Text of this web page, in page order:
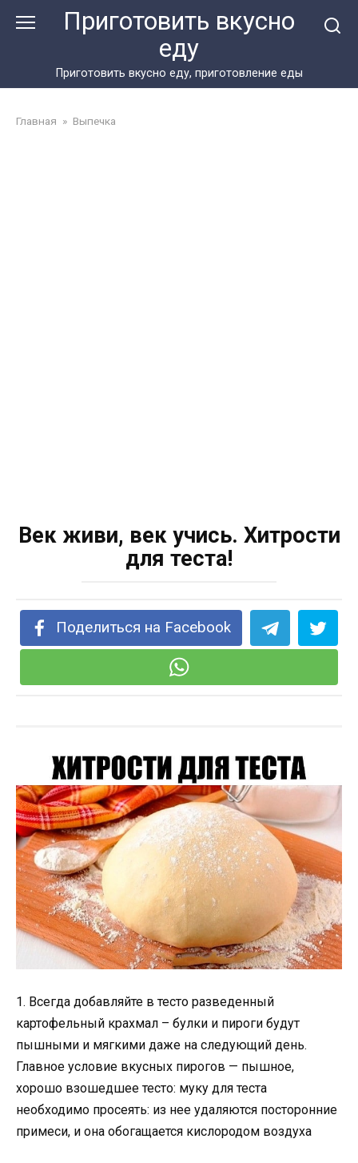
Приготовить вкусно
еду
Приготовить вкусно еду, приготовление еды
Главная » Выпечка
Век живи, век учись. Хитрости
для теста!
Поделиться на Facebook
1. Всегда добавляйте в тесто разведенный
картофельный крахмал – булки и пироги будут
пышными и мягкими даже на следующий день.
Главное условие вкусных пирогов — пышное,
хорошо взошедшее тесто: муку для теста
необходимо просеять: из нее удаляются посторонние
примеси, и она обогащается кислородом воздуха